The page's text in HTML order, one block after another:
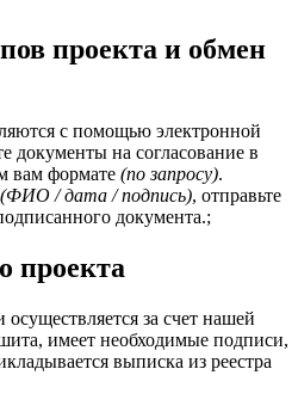
проекта и обмен
с помощью электронной
документы на согласование в
вам формате (по запросу).
(ФИО / дата / подпись), отправьте
документа.;
проекта
за счет нашей
имеет необходимые подписи,
выписка из реестра